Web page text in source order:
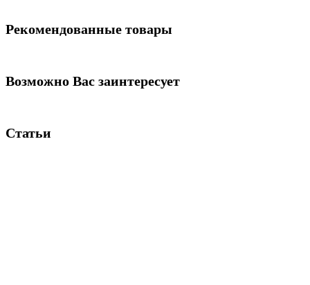
Рекомендованные товары
Возможно Вас заинтересует
Статьи